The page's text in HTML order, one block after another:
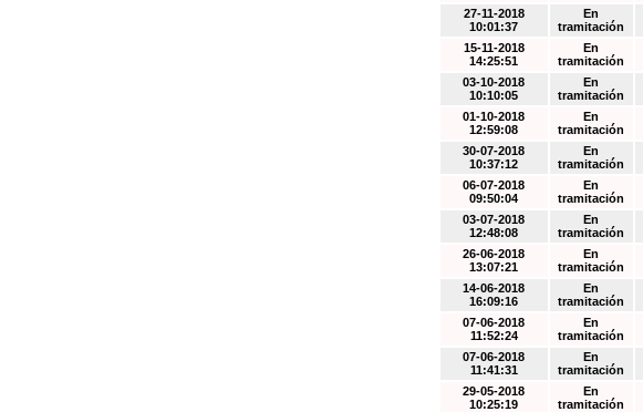
27-11-2018
10:01:37
En
tramitación
15-11-2018
14:25:51
En
tramitación
03-10-2018
10:10:05
En
tramitación
01-10-2018
12:59:08
En
tramitación
30-07-2018
10:37:12
En
tramitación
06-07-2018
09:50:04
En
tramitación
03-07-2018
12:48:08
En
tramitación
26-06-2018
13:07:21
En
tramitación
14-06-2018
16:09:16
En
tramitación
07-06-2018
11:52:24
En
tramitación
07-06-2018
11:41:31
En
tramitación
29-05-2018
10:25:19
En
tramitación